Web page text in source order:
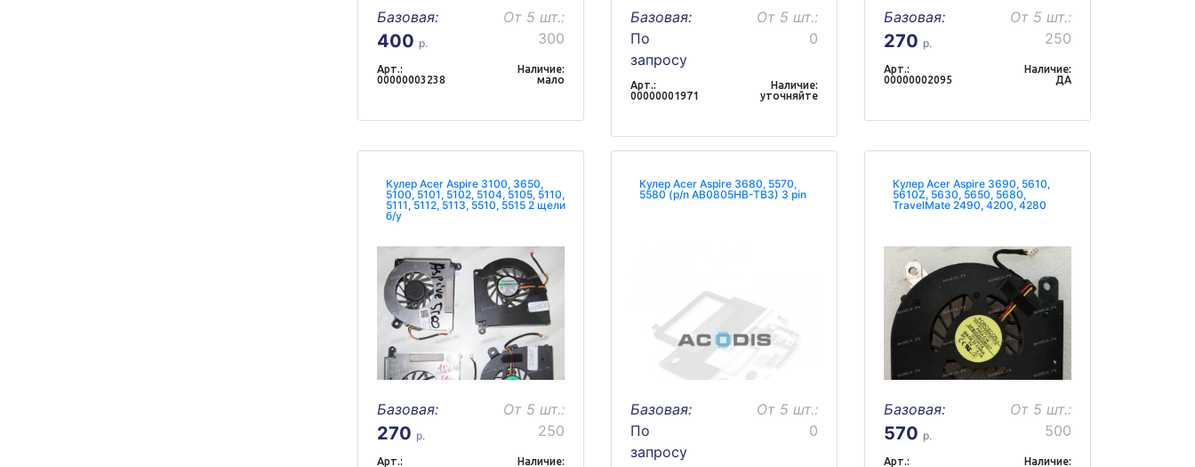
Базовая:
400 р.
От 5 шт.:
300
Арт.:
00000003238
Наличие:
мало
Базовая:
По
запросу
От 5 шт.:
0
Арт.:
00000001971
Наличие:
уточняйте
Базовая:
270 р.
От 5 шт.:
250
Арт.:
00000002095
Наличие:
ДА
Кулер Acer Aspire 3100, 3650,
5100, 5101, 5102, 5104, 5105, 5110,
5111, 5112, 5113, 5510, 5515 2 щели
б/у
Базовая:
270 р.
От 5 шт.:
250
Арт.:
Наличие:
Кулер Acer Aspire 3680, 5570,
5580 (p/n AB0805HB-TB3) 3 pin
Базовая:
По
запросу
От 5 шт.:
0
Кулер Acer Aspire 3690, 5610,
5610Z, 5630, 5650, 5680,
TravelMate 2490, 4200, 4280
Базовая:
570 р.
От 5 шт.:
500
Арт.:
Наличие: